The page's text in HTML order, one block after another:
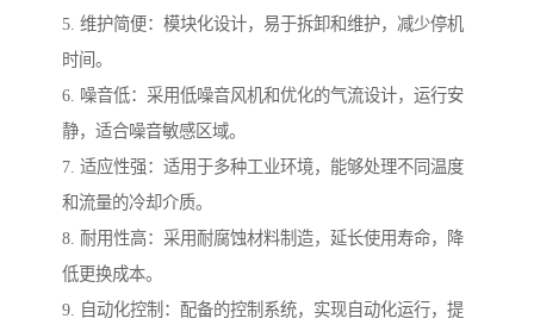
5. 维护简便：模块化设计，易于拆卸和维护，减少停机
时间。
6. 噪音低：采用低噪音风机和优化的气流设计，运行安
静，适合噪音敏感区域。
7. 适应性强：适用于多种工业环境，能够处理不同温度
和流量的冷却介质。
8. 耐用性高：采用耐腐蚀材料制造，延长使用寿命，降
低更换成本。
9. 自动化控制：配备的控制系统，实现自动化运行，提